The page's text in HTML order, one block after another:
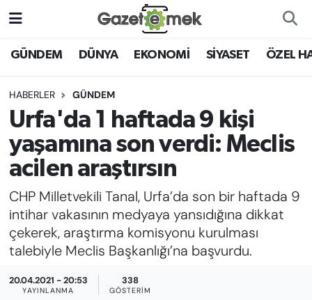
GÜNDEM DÜNYA EKONOMİ SİYASET ÖZEL
HABERLER GÜNDEM
Urfa'da 1 haftada 9 kişi
yaşamına son verdi: Meclis
acilen araştırsın
CHP Milletvekili Tanal, Urfa’da son bir haftada 9
intihar vakasının medyaya yansıdığına dikkat
çekerek, araştırma komisyonu kurulması
talebiyle Meclis Başkanlığı’na başvurdu.
20.04.2021 - 20:53
YAYINLANMA
338
GÖSTERIM
DÜNYA
EKONOMİ
EMEK HABERLERİ
YENİ MEDYADA EMEK
GAZETECİLİĞİNİ GELİŞTİRMEK
FAYDALI BİLGİLER
GÜNDEM
EĞİTİM
Nöbetçi Eczaneler
Hava Durumu
İstanbul Namaz Vakitleri
Trafik Durumu
Süper Lig Puan Durumu ve Fikstür
Tüm Manşetler